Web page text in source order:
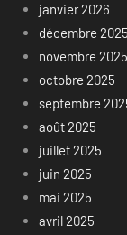
janvier 2026
décembre 2025
novembre 2025
octobre 2025
septembre
août 2025
juillet 2025
juin 2025
mai 2025
avril 2025